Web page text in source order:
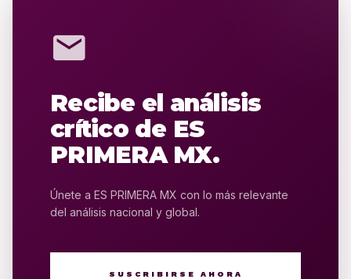
mail
Recibe el análisis
crítico de ES
PRIMERA MX.
Únete a ES PRIMERA MX con lo más relevante
del análisis nacional y global.
SUSCRIBIRSE AHORA